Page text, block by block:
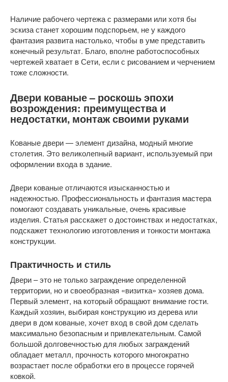
Наличие рабочего чертежа с размерами или хотя бы
эскиза станет хорошим подспорьем, не у каждого
фантазия развита настолько, чтобы в уме представить
конечный результат. Благо, вполне работоспособных
чертежей хватает в Сети, если с рисованием и черчением
тоже сложности.
Двери кованые – роскошь эпохи
возрождения: преимущества и
недостатки, монтаж своими руками
Кованые двери — элемент дизайна, модный многие
столетия. Это великолепный вариант, используемый при
оформлении входа в здание.
Двери кованые отличаются изысканностью и
надежностью. Профессиональность и фантазия мастера
помогают создавать уникальные, очень красивые
изделия. Статья расскажет о достоинствах и недостатках,
подскажет технологию изготовления и тонкости монтажа
конструкции.
Практичность и стиль
Двери – это не только заграждение определенной
территории, но и своеобразная «визитка» хозяев дома.
Первый элемент, на который обращают внимание гости.
Каждый хозяин, выбирая конструкцию из дерева или
двери в дом кованые, хочет вход в свой дом сделать
максимально безопасным и привлекательным. Самой
большой долговечностью для любых заграждений
обладает металл, прочность которого многократно
возрастает после обработки его в процессе горячей
ковкой.